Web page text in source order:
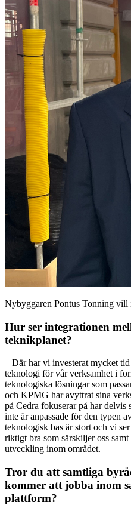
Nybyggaren Pontus Tonning vill
Hur ser integrationen
teknikplanet?
– Där har vi investerat mycket
teknologi för vår verksamhet i
teknologiska lösningar som
och KPMG har avyttrat sina
på Cedra fokuserar på har
inte är anpassade för den typen
teknologisk bas är stort och vi
riktigt bra som särskiljer oss
utveckling inom området.
Tror du att samtliga
kommer att jobba inom
plattform?